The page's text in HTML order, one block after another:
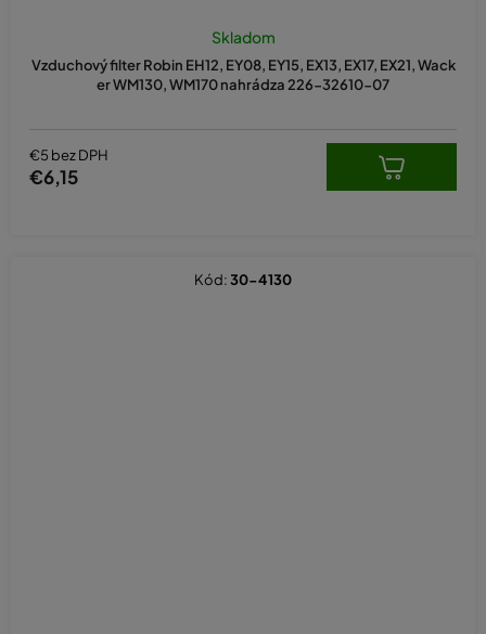
Vzduchový filter Robin EH12, EY08, EY15, EX13, EX17, EX21, Wack
er WM130, WM170 nahrádza 226-32610-07
Skladom
€5 bez DPH
€6,15
Kód:30-4130